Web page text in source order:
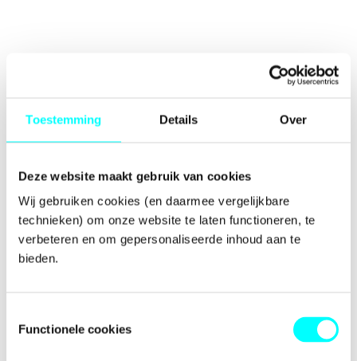
Toestemming Details Over
Deze website maakt gebruik van cookies
Wij gebruiken cookies (en daarmee vergelijkbare
technieken) om onze website te laten functioneren, te
verbeteren en om gepersonaliseerde inhoud aan te
bieden.
Functionele cookies
-side exception has occurred while